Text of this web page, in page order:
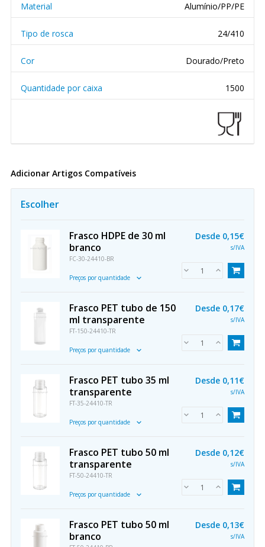
Material Alumínio/PP/PE
Tipo de rosca 24/410
Cor Dourado/Preto
Quantidade por caixa 1500
Adicionar Artigos Compatíveis
Escolher
Frasco HDPE de 30 ml
branco
FC-30-24410-BR
Preços por quantidade
Desde 0,15€
s/IVA
Frasco PET tubo de 150
ml transparente
FT-150-24410-TR
Preços por quantidade
Desde 0,17€
s/IVA
Frasco PET tubo 35 ml
transparente
FT-35-24410-TR
Preços por quantidade
Desde 0,11€
s/IVA
Frasco PET tubo 50 ml
transparente
FT-50-24410-TR
Preços por quantidade
Desde 0,12€
s/IVA
Frasco PET tubo 50 ml
branco
Desde 0,13€
s/IVA